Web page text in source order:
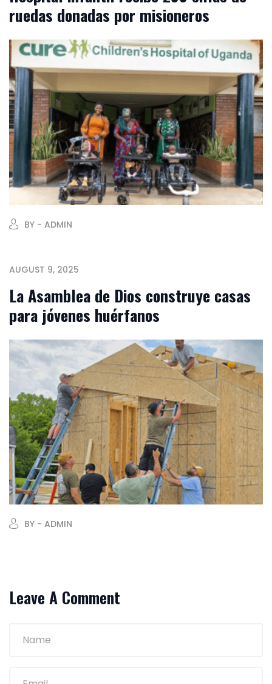
ruedas donadas por misioneros
BY - ADMIN
AUGUST 9, 2025
La Asamblea de Dios construye casas
para jóvenes huérfanos
BY - ADMIN
Leave A Comment